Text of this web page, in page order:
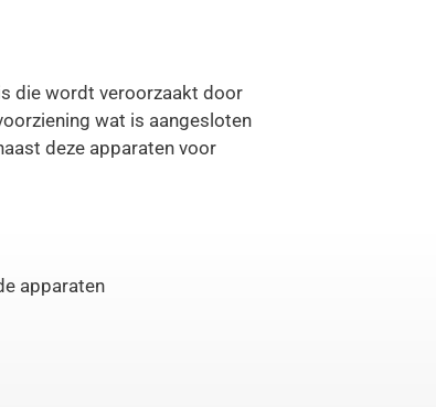
die wordt veroorzaakt door
wat is aangesloten
deze apparaten voor
apparaten